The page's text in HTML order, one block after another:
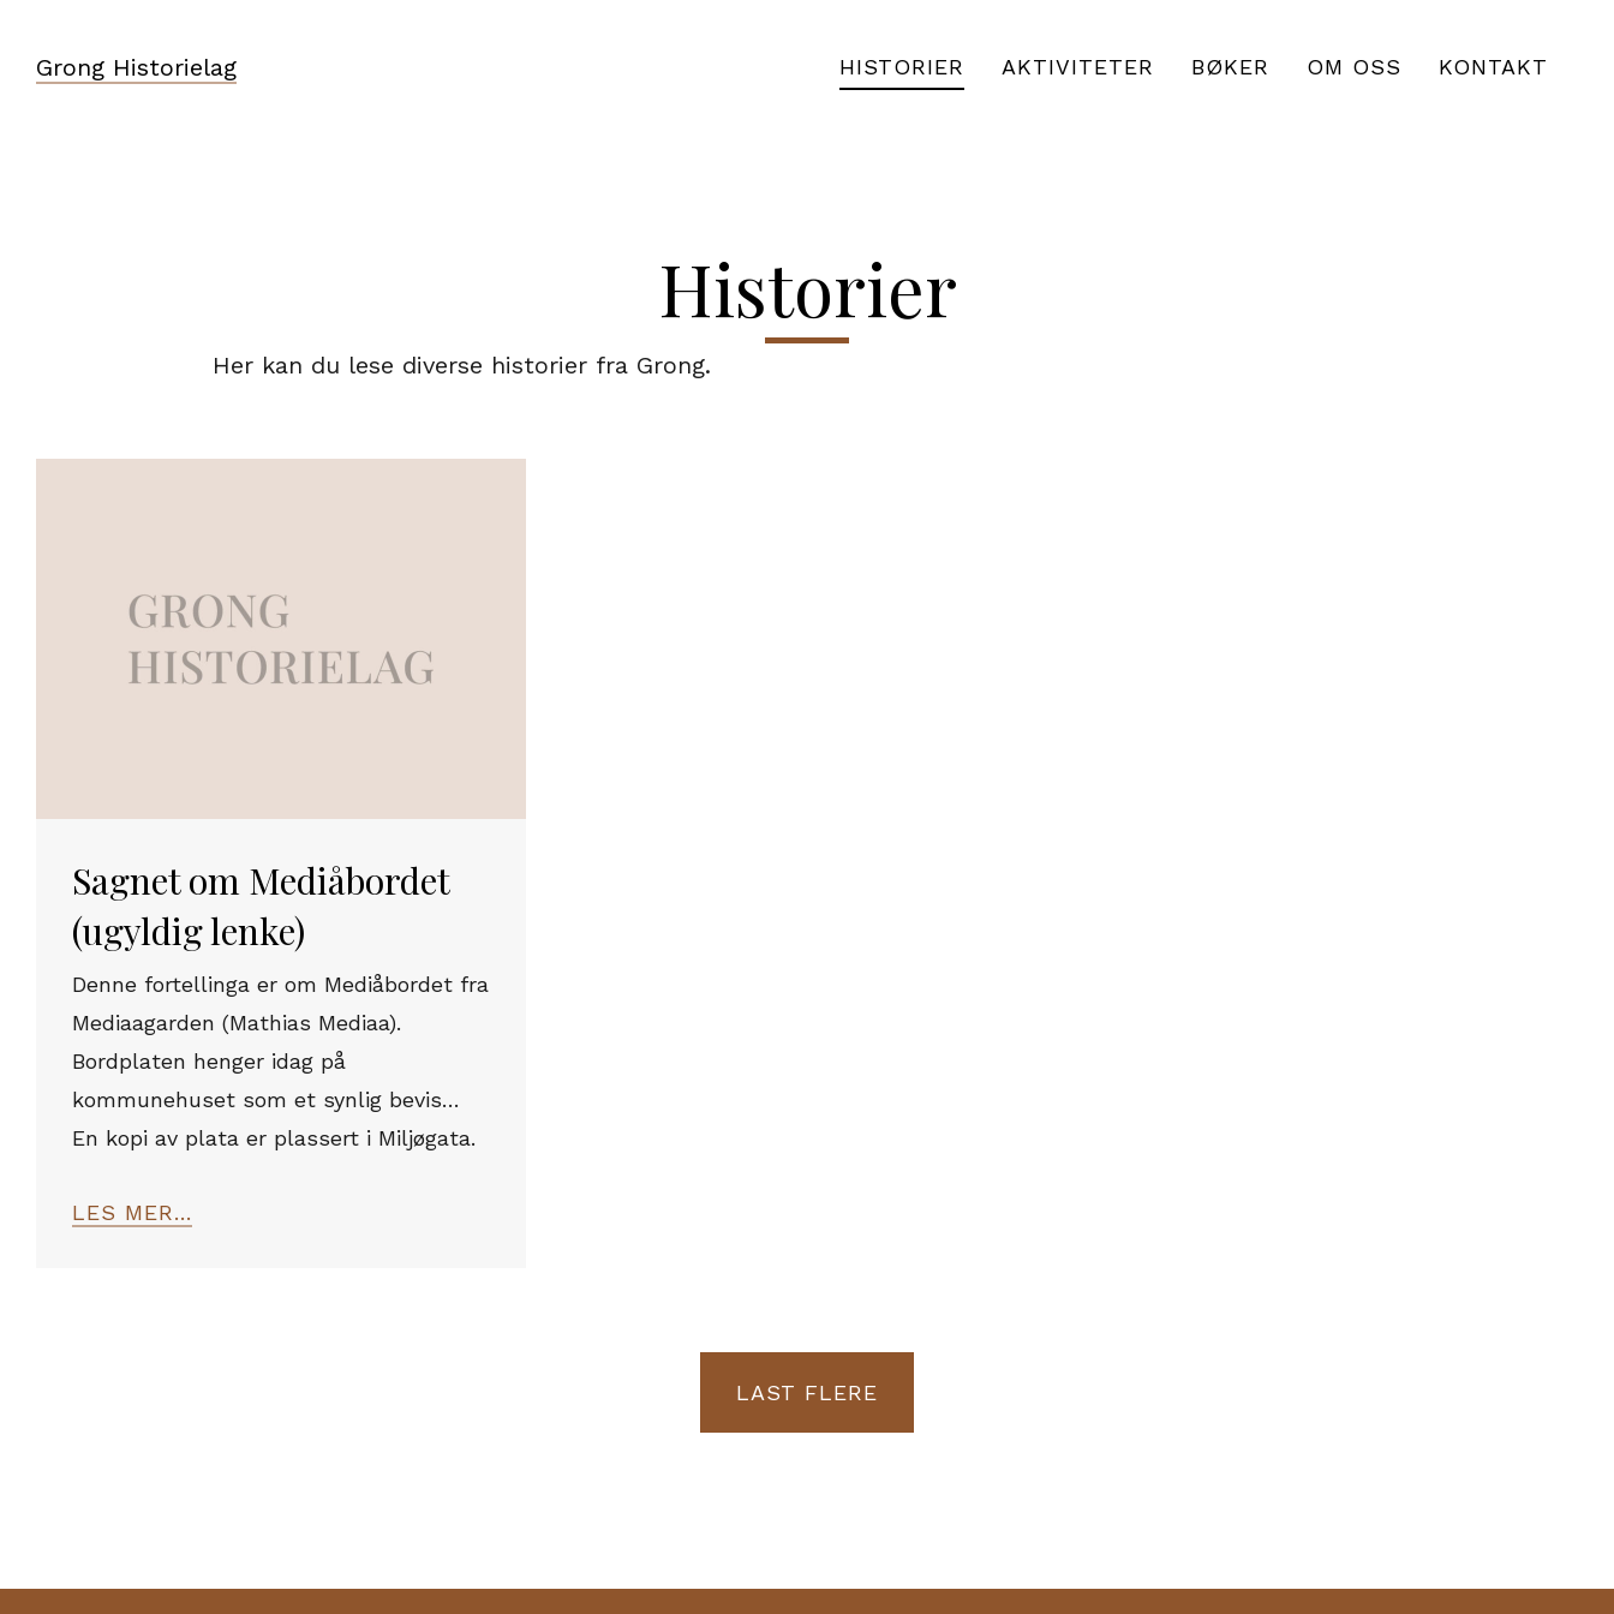
Grong Historielag HISTORIER AKTIVITETER BØKER OM OSS KONTAKT
Historier
Her kan du lese diverse historier fra Grong.
Sagnet om Mediåbordet
(ugyldig lenke)
Denne fortellinga er om Mediåbordet fra
Mediaagarden (Mathias Mediaa).
Bordplaten henger idag på
kommunehuset som et synlig bevis…
En kopi av plata er plassert i Miljøgata.
LES MER...
LAST FLERE